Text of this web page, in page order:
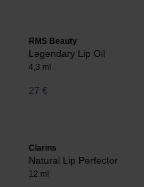
RMS Beauty
Legendary Lip Oil
4,3 ml
27 €
Clarins
Natural Lip Perfector
12 ml